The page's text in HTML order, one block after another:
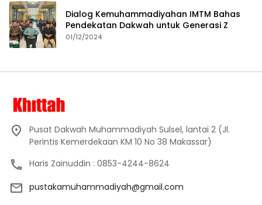
Dialog Kemuhammadiyahan IMTM Bahas
Pendekatan Dakwah untuk Generasi Z
01/12/2024
Pusat Dakwah Muhammadiyah Sulsel, lantai 2 (Jl.
Perintis Kemerdekaan KM 10 No 38 Makassar)
Haris Zainuddin : 0853-4244-8624
pustakamuhammadiyah@gmail.com